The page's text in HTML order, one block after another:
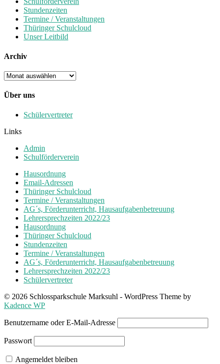
Stundenzeiten
Termine / Veranstaltungen
Thüringer Schulcloud
Unser Leitbild
Archiv
Archiv
Über uns
Schülervertreter
Links
Admin
Schulförderverein
Hausordnung
Email-Adressen
Thüringer Schulcloud
Termine / Veranstaltungen
AG´s, Förderunterricht, Hausaufgabenbetreuung
Lehrersprechzeiten 2022/23
Hausordnung
Thüringer Schulcloud
Stundenzeiten
Termine / Veranstaltungen
AG´s, Förderunterricht, Hausaufgabenbetreuung
Lehrersprechzeiten 2022/23
Schülervertreter
© 2026 Schlossparkschule Marksuhl - WordPress Theme by
Kadence WP
Benutzername oder E-Mail-Adresse
Passwort
Angemeldet bleiben